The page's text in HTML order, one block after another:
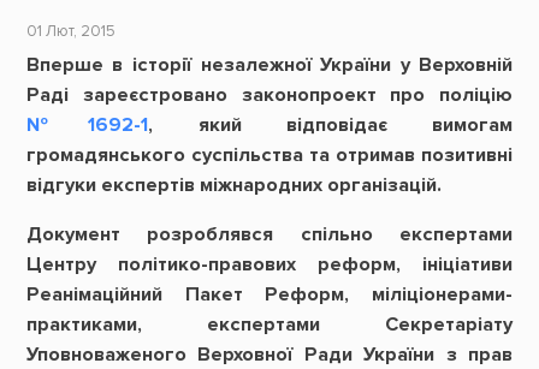
01 Лют, 2015
Вперше в історії незалежної України у Верховній
Раді зареєстровано законопроект про поліцію
№1692-1, який відповідає вимогам
громадянського суспільства та отримав позитивні
відгуки експертів міжнародних організацій.
Документ розроблявся спільно експертами
Центру політико-правових реформ, ініціативи
Реанімаційний Пакет Реформ, міліціонерами-
практиками, експертами Секретаріату
Уповноваженого Верховної Ради України з прав